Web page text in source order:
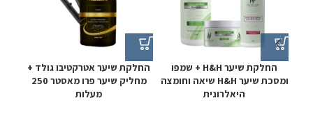
החלקת שיער H&H + שמפו
ומסכת שיער H&H שיאה וחומצה
היאלרונית
החלקת שיער אטרקטיבו גולד +
מחליק שיער פרו מאסטר 250
מעלות